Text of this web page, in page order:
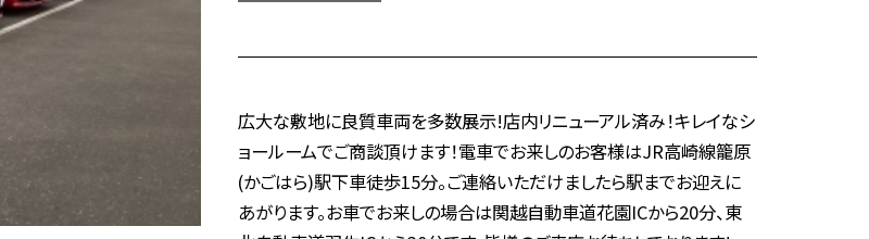
広大な敷地に良質車両を多数展示!店内リニューアル済み！キレイなシ
ョールームでご商談頂けます！電車でお来しのお客様はJR高崎線籠原
(かごはら)駅下車徒歩15分。ご連絡いただけましたら駅までお迎えに
あがります。お車でお来しの場合は関越自動車道花園ICから20分、東